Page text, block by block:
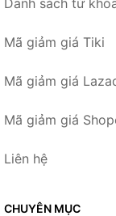
Danh sách từ
Mã giảm giá Tiki
Mã giảm giá
Mã giảm giá
Liên hệ
CHUYÊN MỤC